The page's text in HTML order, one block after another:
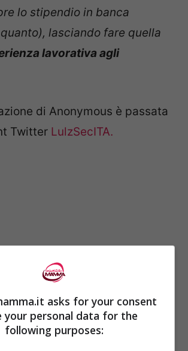
lo stipendio in banca
lasciando fare quella
lavorativa agli
di Anonymous è passata
Twitter LulzSecITA.
con cui se la prende
asks for your consent
your personal data for the
following purposes: